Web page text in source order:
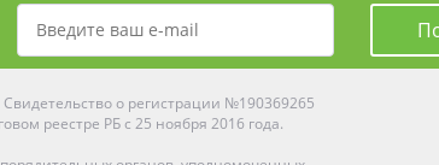
о регистрации №190369265
реестре РБ с 25 ноября 2016 года.